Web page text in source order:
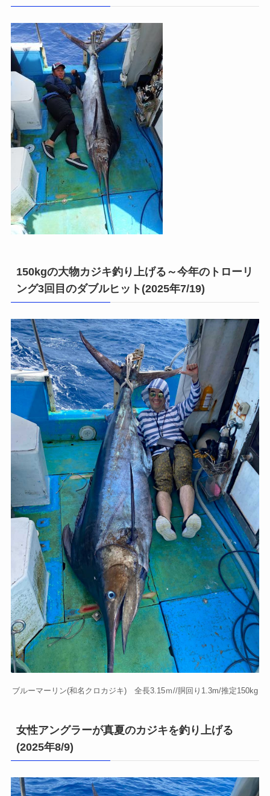
150kgの大物カジキ釣り上げる～今年のトローリ
ング3回目のダブルヒット(2025年7/19)
ブルーマーリン(和名クロカジキ) 全長3.15ｍ//胴回り1.3m/推定150kg
女性アングラーが真夏のカジキを釣り上げる
(2025年8/9)